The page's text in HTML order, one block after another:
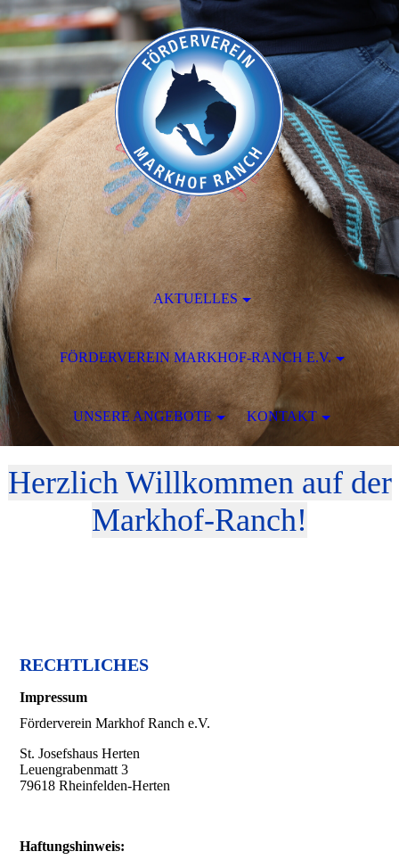
Herzlich Willkommen auf der
Markhof-Ranch!
RECHTLICHES
Impressum
Förderverein Markhof Ranch e.V.
St. Josefshaus Herten
Leuengrabenmatt 3
79618 Rheinfelden-Herten
Haftungshinweis:
AKTUELLES
FÖRDERVEREIN MARKHOF-RANCH E.V.
UNSERE ANGEBOTE KONTAKT